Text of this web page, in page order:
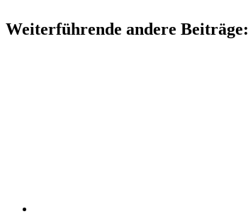
Weiterführende andere Beiträge: